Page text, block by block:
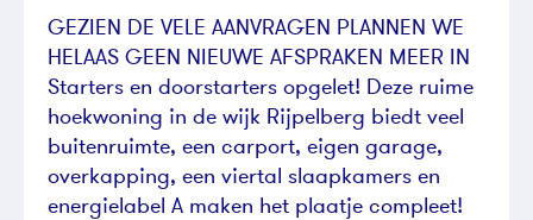
GEZIEN DE VELE AANVRAGEN PLANNEN WE
HELAAS GEEN NIEUWE AFSPRAKEN MEER IN
Starters en doorstarters opgelet! Deze ruime
hoekwoning in de wijk Rijpelberg biedt veel
buitenruimte, een carport, eigen garage,
overkapping, een viertal slaapkamers en
energielabel A maken het plaatje compleet!